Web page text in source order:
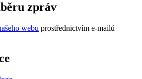
zpráv
webu prostřednictvím e-mailů